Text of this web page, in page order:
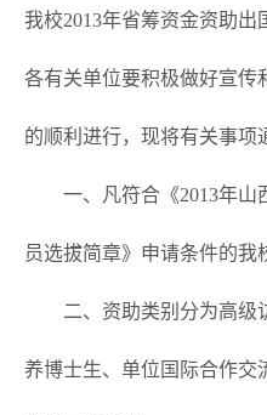
我校2013年省筹资金资助出
各有关单位要积极做好宣传
的顺利进行，现将有关事项
一、凡符合《2013年山
员选拔简章》申请条件的我
二、资助类别分为高级
养博士生、单位国际合作交